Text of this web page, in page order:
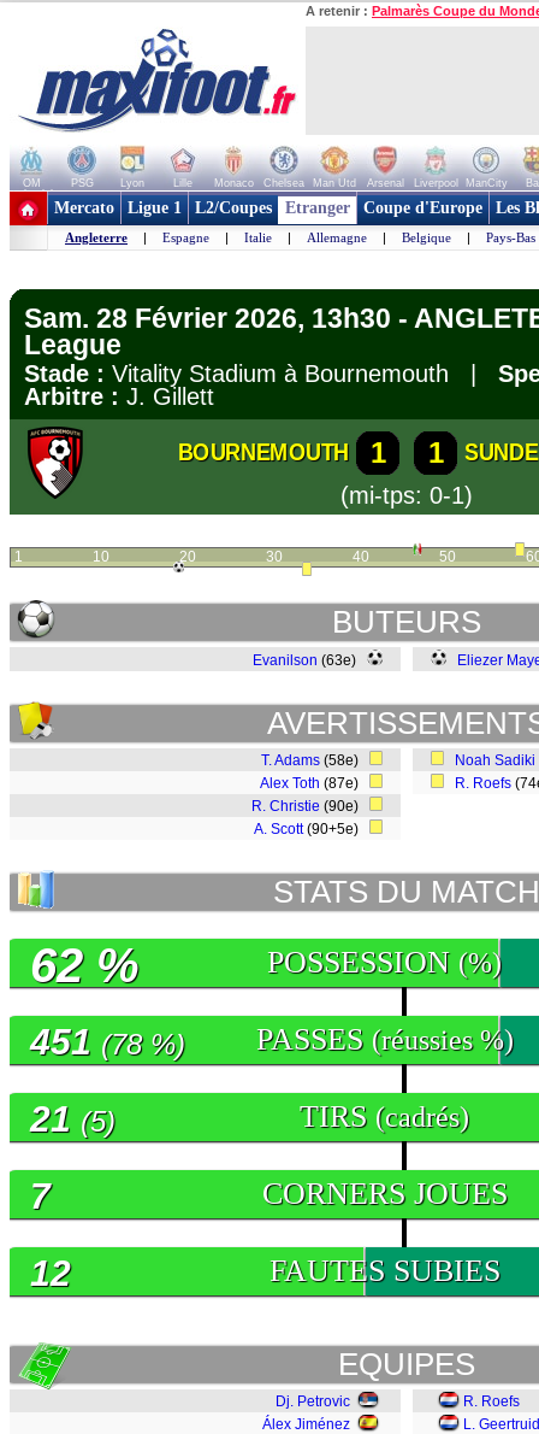
A retenir : Palmarès Coupe du
OM PSG Lyon Lille Monaco Chelsea Man Utd Arsenal Liverpool ManCity
+ de clubs
Mercato Ligue 1 L2/Coupes Etranger Coupe d'Europe Les
Angleterre | Espagne | Italie | Allemagne | Belgique | Pays-Bas
Sam. 28 Février 2026, 13h30 -
League
Stade : Vitality Stadium à Bournemouth |
Arbitre : J. Gillett
BOURNEMOUTH 1 1
(mi-tps: 0-1)
1 10 20 30 40 50
BUTEURS
Evanilson (63e) Eliezer
T. Adams (58e)
Alex Toth (87e)
R. Christie (90e)
A. Scott(90+5e)
Noah Sadiki
R. Roefs
STATS DU MATCH
POSSESSION (%)
62 %
PASSES (réussies %)
451 (78 %)
TIRS (cadrés)
21 (5)
CORNERS JOUES
7
FAUTES SUBIES
12
EQUIPES
Dj. Petrovic
Álex Jiménez
R. Roefs
L.